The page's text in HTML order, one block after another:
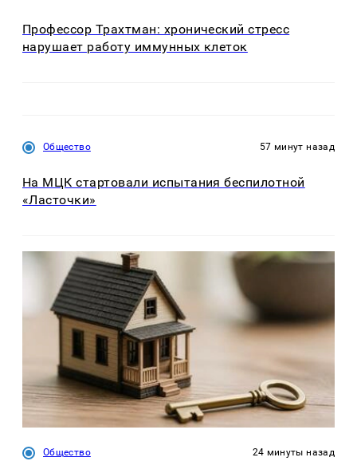
Профессор Трахтман: хронический стресс
нарушает работу иммунных клеток
Общество 57 минут назад
На МЦК стартовали испытания беспилотной
«Ласточки»
Общество 24 минуты назад